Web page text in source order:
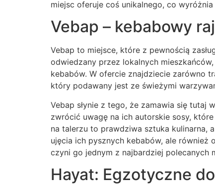
miejsc oferuje coś unikalnego, co
Vebap – kebabowy
Vebap to miejsce, które z pewnością
odwiedzany przez lokalnych
kebabów. W ofercie znajdziecie zarówno
który podawany jest ze świeżymi
Vebap słynie z tego, że zamawia się tutaj
zwrócić uwagę na ich autorskie sosy,
na talerzu to prawdziwa sztuka kulinarna,
ujęcia ich pysznych kebabów, ale również
czyni go jednym z najbardziej polecanych
Hayat: Egzotyczne